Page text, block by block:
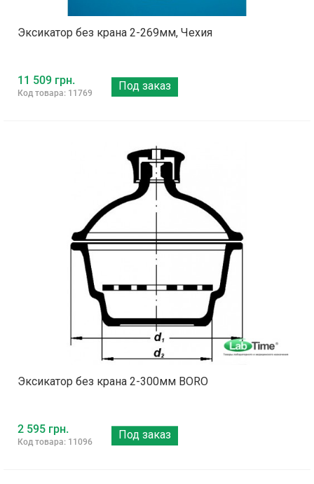
Эксикатор без крана 2-269мм, Чехия
11 509 грн.
Код товара: 11769
Под заказ
Эксикатор без крана 2-300мм BORO
2 595 грн.
Код товара: 11096
Под заказ